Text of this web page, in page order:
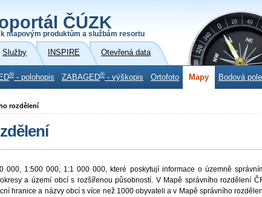
ČÚZK
mapovým produktům a službám resortu
Služby INSPIRE Otevřená data
® - polohopis ZABAGED® - výškopis Ortofoto Mapy Bodová pole
rozdělení
000, 1:500 000, 1:1 000 000, které poskytují informace o územně
a území obcí s rozšířenou působností. V Mapě správního rozdělení
hranice a názvy obcí s více než 1000 obyvateli a v Mapě správního